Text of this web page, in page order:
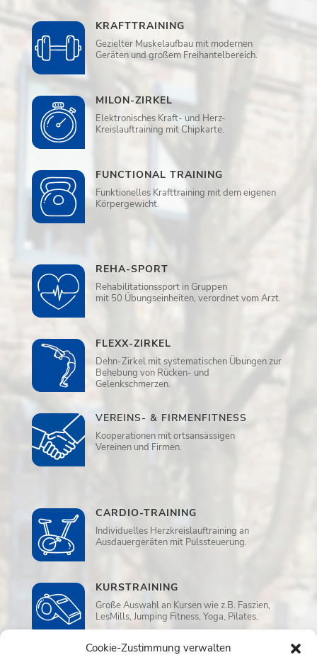
Cookie-Zustimmung verwalten
KRAFTTRAINING
Gezielter Muskelaufbau mit modernen
Geräten und großem Freihantelbereich.
MILON-ZIRKEL
Elektronisches Kraft- und Herz-
Kreislauftraining mit Chipkarte.
FUNCTIONAL TRAINING
Funktionelles Krafttraining mit dem eigenen
Körpergewicht.
REHA-SPORT
Rehabilitationssport in Gruppen
mit 50 Übungseinheiten, verordnet vom Arzt.
FLEXX-ZIRKEL
Dehn-Zirkel mit systematischen Übungen zur
Behebung von Rücken- und
Gelenkschmerzen.
VEREINS- & FIRMENFITNESS
Kooperationen mit ortsansässigen
Vereinen und Firmen.
CARDIO-TRAINING
Individuelles Herzkreislauftraining an
Ausdauergeräten mit Pulssteuerung.
KURSTRAINING
Große Auswahl an Kursen wie z.B. Faszien,
LesMills, Jumping Fitness, Yoga, Pilates.